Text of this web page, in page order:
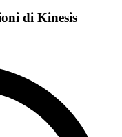
di Kinesis